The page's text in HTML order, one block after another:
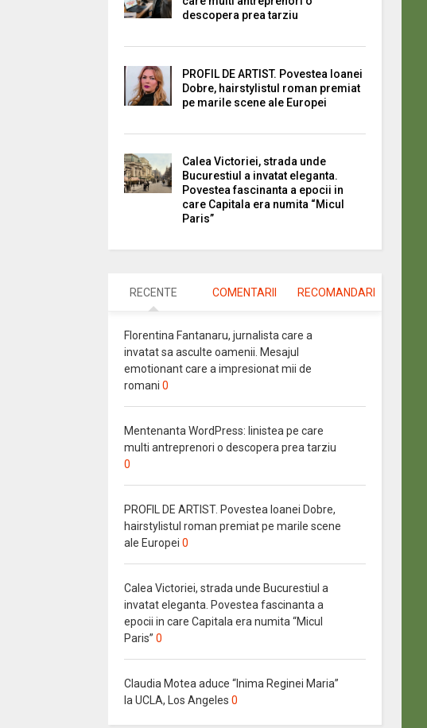
descopera prea tarziu
PROFIL DE ARTIST. Povestea Ioanei
Dobre, hairstylistul roman premiat
pe marile scene ale Europei
Calea Victoriei, strada unde
Bucurestiul a invatat eleganta.
Povestea fascinanta a epocii in
care Capitala era numita “Micul
Paris”
RECENTE COMENTARII RECOMANDARI
Florentina Fantanaru, jurnalista care a
invatat sa asculte oamenii. Mesajul
emotionant care a impresionat mii de
romani 0
Mentenanta WordPress: linistea pe care
multi antreprenori o descopera prea tarziu
0
PROFIL DE ARTIST. Povestea Ioanei Dobre,
hairstylistul roman premiat pe marile scene
ale Europei 0
Calea Victoriei, strada unde Bucurestiul a
invatat eleganta. Povestea fascinanta a
epocii in care Capitala era numita “Micul
Paris” 0
Claudia Motea aduce “Inima Reginei Maria”
la UCLA, Los Angeles 0